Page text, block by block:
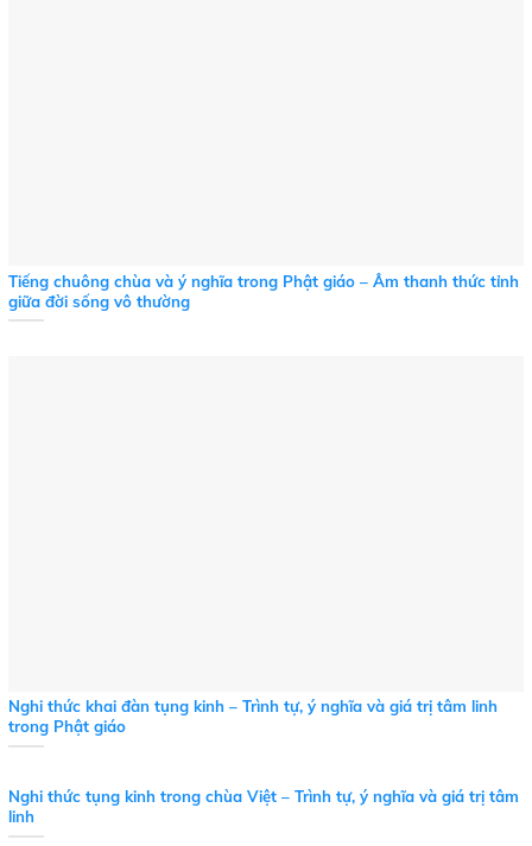
Tiếng chuông chùa và ý nghĩa trong Phật giáo – Âm thanh thức tỉnh
giữa đời sống vô thường
Nghi thức khai đàn tụng kinh – Trình tự, ý nghĩa và giá trị tâm linh
trong Phật giáo
Nghi thức tụng kinh trong chùa Việt – Trình tự, ý nghĩa và giá trị tâm
linh